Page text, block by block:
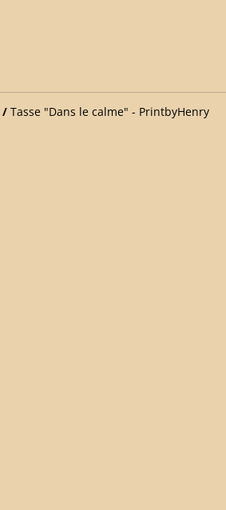
/ Tasse "Dans le calme" - PrintbyHenry